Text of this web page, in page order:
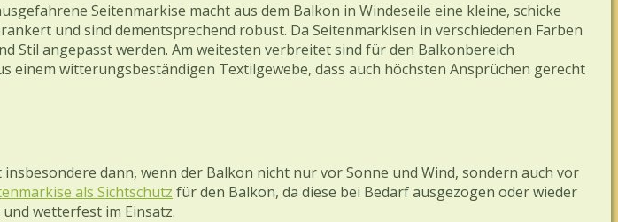
Seitenmarkise macht aus dem Balkon in Windeseile eine kleine, schicke
und sind dementsprechend robust. Da Seitenmarkisen in verschiedenen Farben
Stil angepasst werden. Am weitesten verbreitet sind für den Balkonbereich
einem witterungsbeständigen Textilgewebe, dass auch höchsten Ansprüchen gerecht
dann, wenn der Balkon nicht nur vor Sonne und Wind, sondern auch vor
als Sichtschutz für den Balkon, da diese bei Bedarf ausgezogen oder wieder
wetterfest im Einsatz.